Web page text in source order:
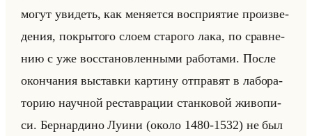
могут уви­деть, как ме­ня­ет­ся вос­при­ятие про­из­ве­
де­ния, по­кры­то­го слоем ста­ро­го лака, по срав­не­
нию с уже вос­ста­нов­лен­ны­ми ра­бо­та­ми. После
окон­ча­ния вы­став­ки кар­ти­ну от­пра­вят в ла­бо­ра­
то­рию на­уч­ной ре­став­ра­ции стан­ко­вой жи­во­пи­
си. Бер­нар­ди­но Луини (около 1480-1532) не был